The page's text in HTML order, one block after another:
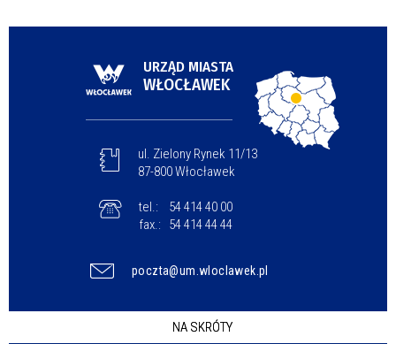
URZĄD MIASTA
WŁOCŁAWEK
ul. Zielony Rynek 11/13
87-800 Włocławek
tel.:
54 414 40 00
fax.:
54 414 44 44
poczta@um.wloclawek.pl
NA SKRÓTY